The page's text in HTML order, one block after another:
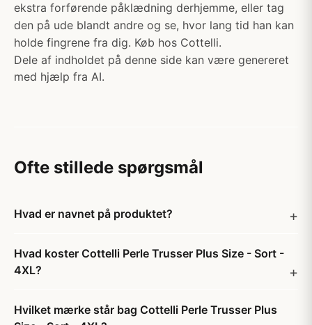
ekstra forførende påklædning derhjemme, eller tag
den på ude blandt andre og se, hvor lang tid han kan
holde fingrene fra dig. Køb hos Cottelli.
Dele af indholdet på denne side kan være genereret
med hjælp fra AI.
Ofte stillede spørgsmål
Hvad er navnet på produktet?
Hvad koster Cottelli Perle Trusser Plus Size - Sort -
4XL?
Hvilket mærke står bag Cottelli Perle Trusser Plus